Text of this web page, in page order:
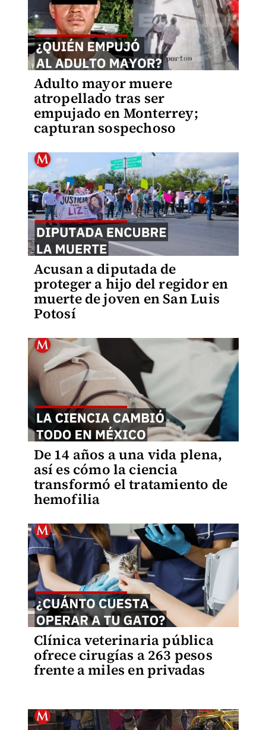
Adulto mayor muere
atropellado tras ser
empujado en Monterrey;
capturan sospechoso
Acusan a diputada de
proteger a hijo del regidor en
muerte de joven en San Luis
Potosí
De 14 años a una vida plena,
así es cómo la ciencia
transformó el tratamiento de
hemofilia
Clínica veterinaria pública
ofrece cirugías a 263 pesos
frente a miles en privadas